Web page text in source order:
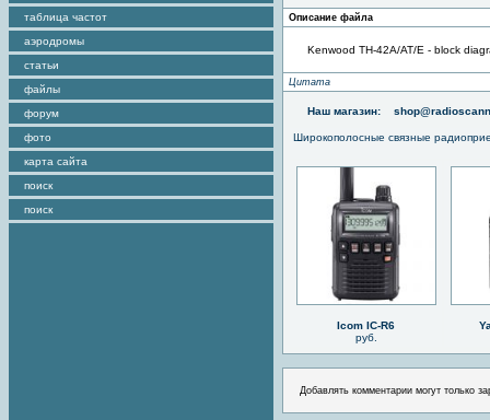
таблица частот
аэродромы
статьи
файлы
форум
фото
карта сайта
поиск
поиск
Описание файла
Kenwood TH-42A/AT/E - block
Цитата
Наш магазин:
Широкополосные связные
Icom IC-R6
руб.
Добавлять комментарии могут только